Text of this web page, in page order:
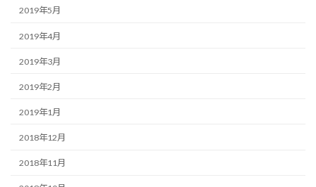
2019年5月
2019年4月
2019年3月
2019年2月
2019年1月
2018年12月
2018年11月